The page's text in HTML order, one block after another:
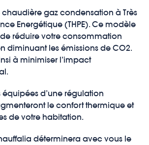
gaz condensation à Très
Energétique (THPE). Ce modèle
réduire votre consommation
diminuant les émissions de CO2.
à minimiser l’impact
d’une régulation
le confort thermique et
de votre habitation.
déterminera avec vous le